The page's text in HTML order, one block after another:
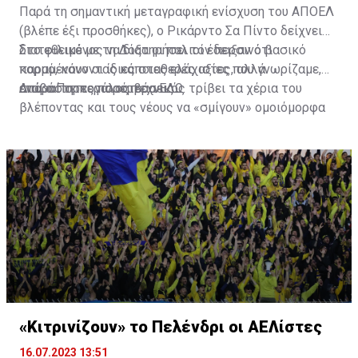
Παρά τη σημαντική μεταγραφική ενίσχυση του ΑΠΟΕΛ
(βλέπε έξι προσθήκες), ο Ρικάρντο Σα Πίντο δείχνει
διατεθειμένος να διατηρήσει τον περσινό βασικό
κορμό, κάνοντας κάποιες ελάχιστες, αλλά
απαραίτητες παρεμβάσεις.
Στο φιλικό με τη Δόξα οι παλιοί έδειξαν ότι
παραμένουν οι ίδιες σταθερές αξίες που γνωρίζαμε,
ενώ ο Πορτογάλος τεχνικός τρίβει τα χέρια του
βλέποντας και τους νέους να «σμίγουν» ομοιόμορφα
Διαβάστε περισσότεραΕΔΩ.
«Κιτρινίζουν» το Πελένδρι οι ΑΕΛίστες
16.07.2023 13:51